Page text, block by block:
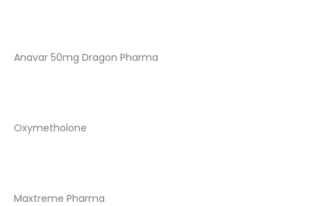
Anavar 50mg Dragon Pharma
Oxymetholone
Maxtreme Pharma